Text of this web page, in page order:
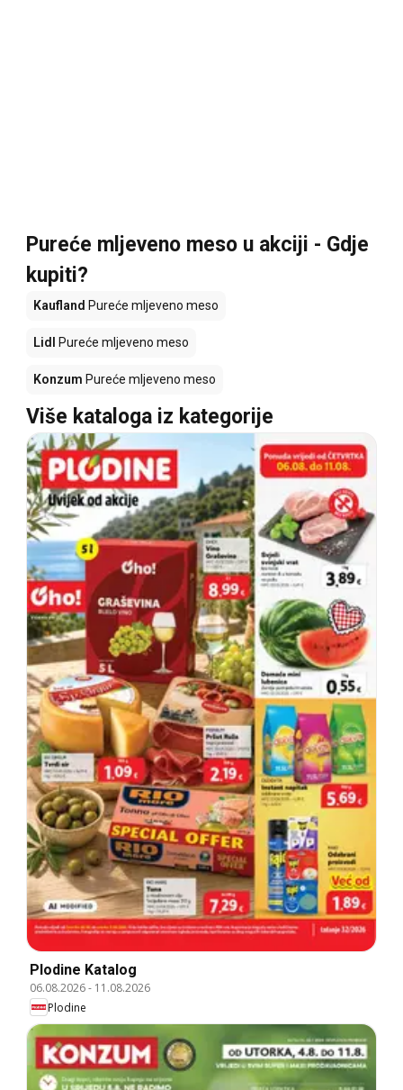
Pureće mljeveno meso u akciji - Gdje
kupiti?
Kaufland Pureće mljeveno meso
Lidl Pureće mljeveno meso
Konzum Pureće mljeveno meso
Više kataloga iz kategorije
Plodine Katalog
06.08.2026- 11.08.2026
Plodine